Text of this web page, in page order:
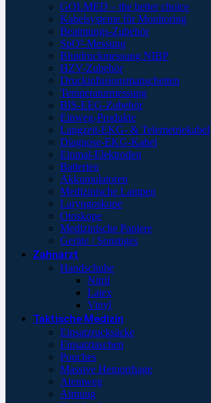
GOLMED – the better choice
Kabelsysteme für Monitoring
Beatmungs-Zubehör
SpO²-Messung
Blutdruckmessung NIBP
HZV-Zubehör
Druckinfusionsmanschetten
Temperaturmessung
BIS-EEG-Zubehör
Einweg-Produkte
Langzeit-EKG- & Telemetriekabel
Diagnose-EKG-Kabel
Einmal-Elektroden
Batterien
Akkumulatoren
Medizinische Lampen
Laryngoskope
Otoskope
Medizinische Papiere
Geräte / Sonstiges
Zahnarzt
Handschuhe
Nitril
Latex
Vinyl
Taktische Medizin
Einsatzrucksäcke
Einsatztaschen
Pouches
Massive Hemorrhage
Atemweg
Atmung